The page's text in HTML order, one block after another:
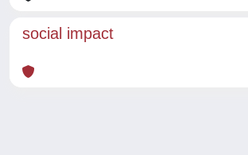
social impact